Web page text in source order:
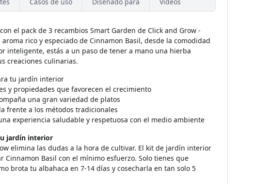
el pack de 3 recambios Smart Garden de Click and Grow -
rico y especiado de Cinnamon Basil, desde la comodidad
inteligente, estás a un paso de tener a mano una hierba
creaciones culinarias.
tu jardín interior
y propiedades que favorecen el crecimiento
una gran variedad de platos
frente a los métodos tradicionales
experiencia saludable y respetuosa con el medio ambiente
jardín interior
elimina las dudas a la hora de cultivar. El kit de jardín interior
Cinnamon Basil con el mínimo esfuerzo. Solo tienes que
brota tu albahaca en 7-14 días y cosecharla en tan solo 5